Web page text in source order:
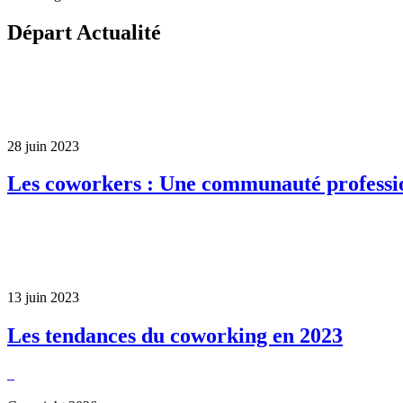
Départ Actualité
28 juin 2023
Les coworkers : Une communauté
13 juin 2023
Les tendances du coworking en 2023